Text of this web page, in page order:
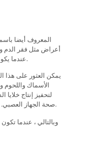
أعراض مثل فقر الدم
عندما يكون في مستويات نقص في الجسم.
يمكن العثور على هذا
الأسماك واللحوم
لتحفيز إنتاج
صحة الجهاز العصبي. انظر القائمة الكاملة للأطعمة هنا.
وبالتالي ، عندما